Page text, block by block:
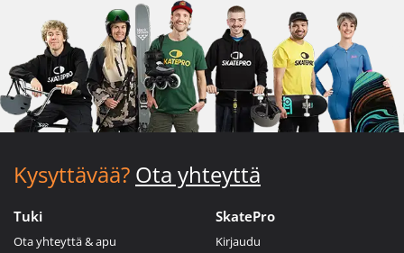
Kysyttävää? Ota yhteyttä
Tuki
Ota yhteyttä & apu
SkatePro
Kirjaudu